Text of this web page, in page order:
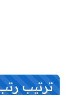
ترتيب